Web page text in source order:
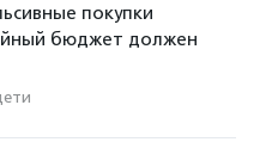
покупки
бюджет должен